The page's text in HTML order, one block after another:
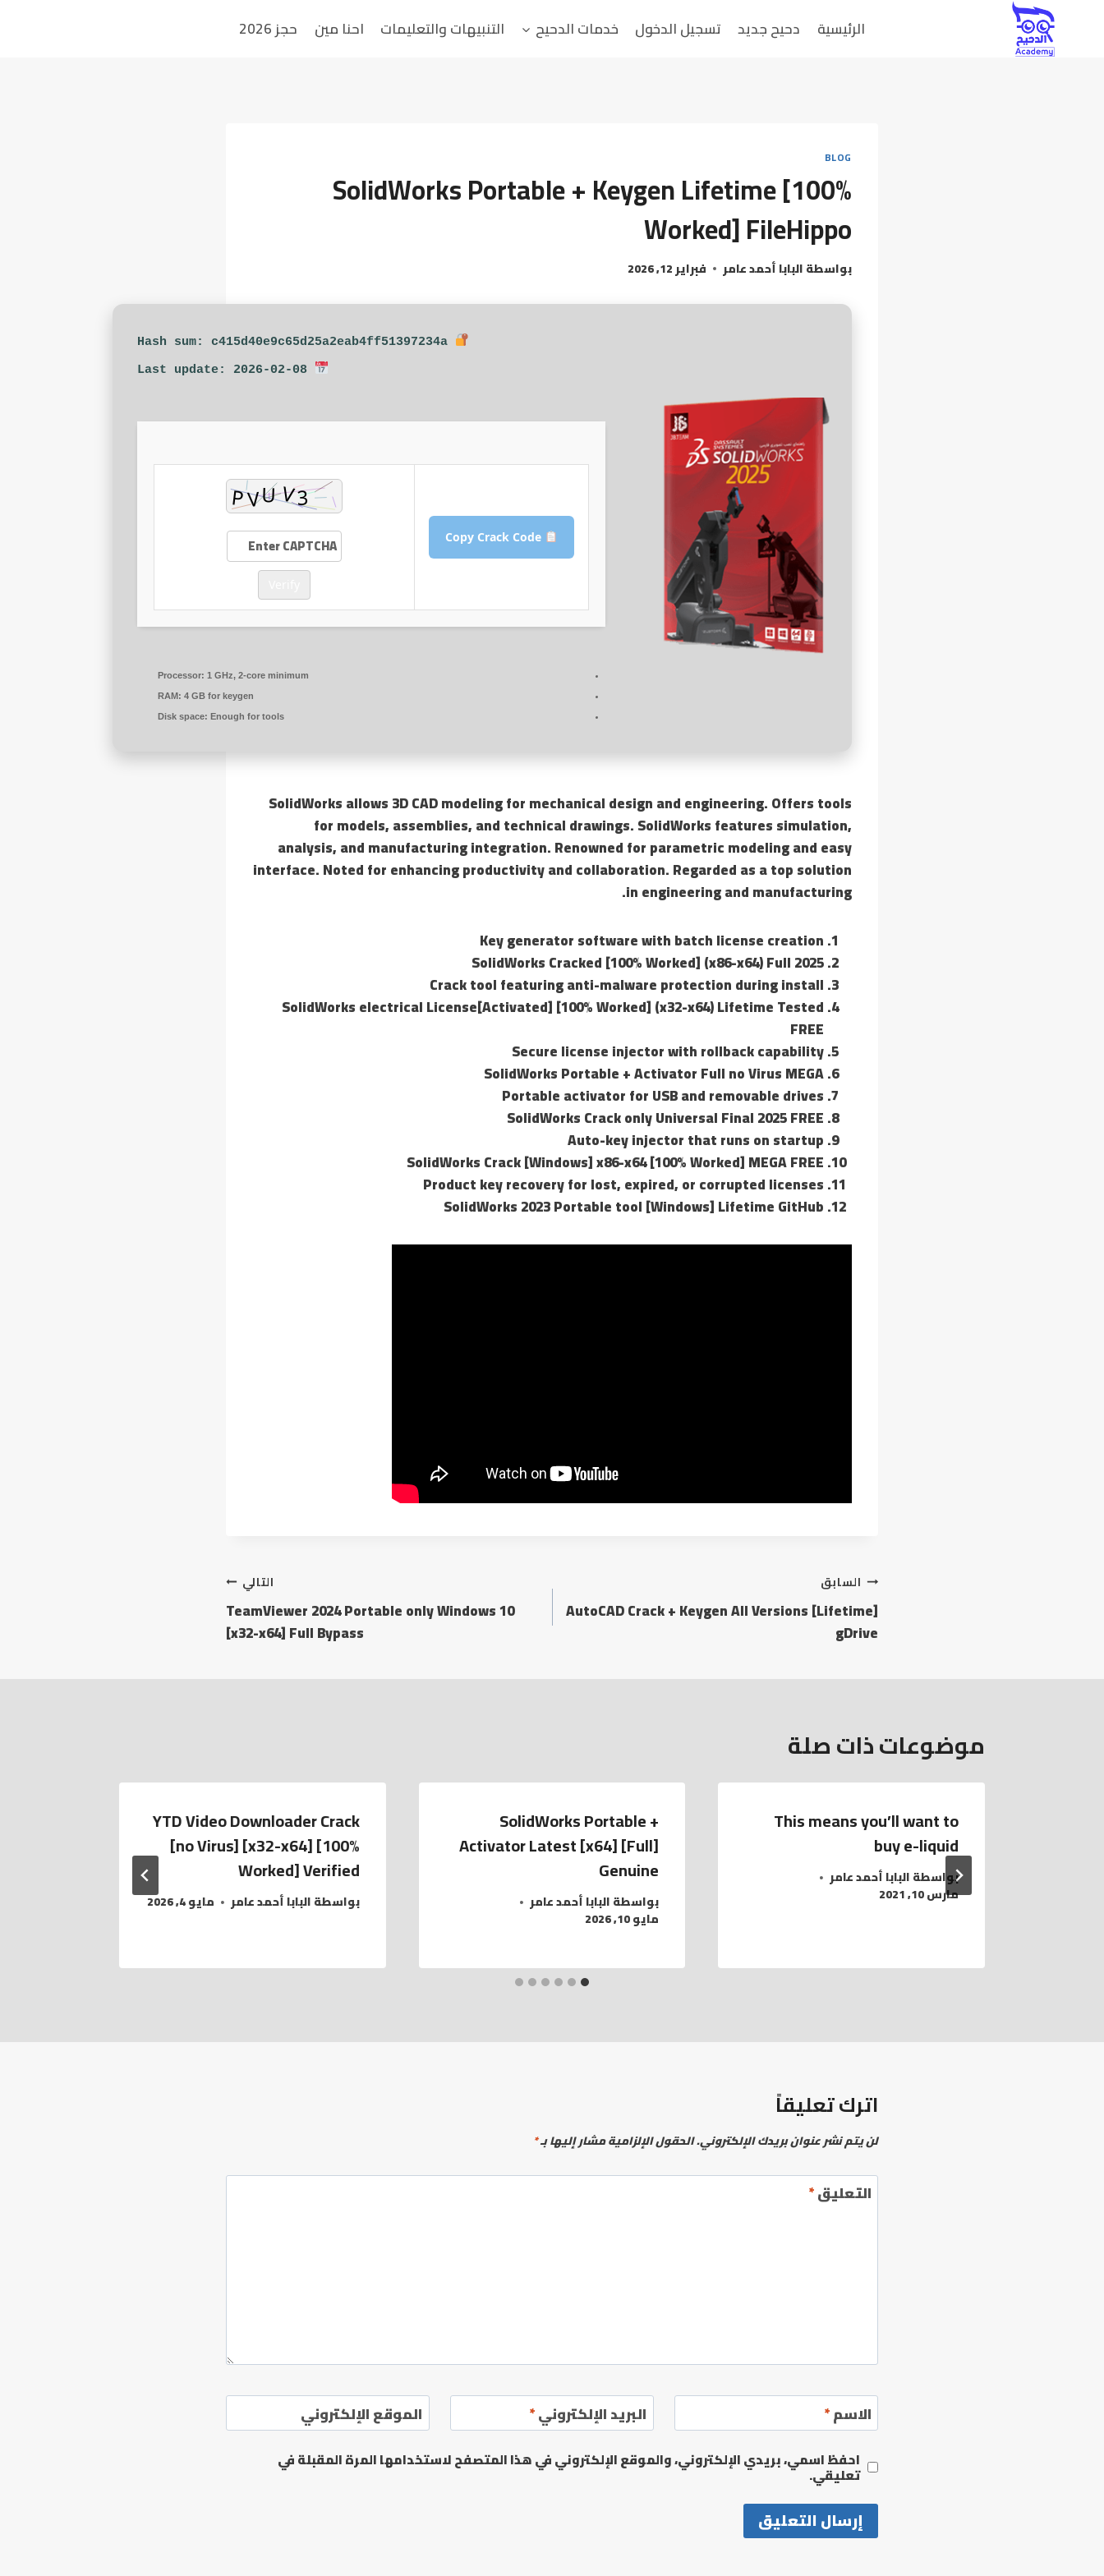
الرئيسية دحيح جديد تسجيل الدخول خدمات الدحيح التنبيهات والتعليمات احنا مين حجز 2026
BLOG
SolidWorks Portable + Keygen Lifetime [100%
Worked] FileHippo
بواسطةالبابا أحمد عامر فبراير 12, 2026
Processor: 1 GHz, 2-core minimum
RAM: 4 GB for keygen
Disk space: Enough for tools
SolidWorks allows 3D CAD modeling for mechanical design and engineering. Offers tools
for models, assemblies, and technical drawings. SolidWorks features simulation,
analysis, and manufacturing integration. Renowned for parametric modeling and easy
interface. Noted for enhancing productivity and collaboration. Regarded as a top solution
in engineering and manufacturing.
Key generator software with batch license creation
SolidWorks Cracked [100% Worked] (x86-x64) Full 2025
Crack tool featuring anti-malware protection during install
SolidWorks electrical License[Activated] [100% Worked] (x32-x64) Lifetime Tested
FREE
Secure license injector with rollback capability
SolidWorks Portable + Activator Full no Virus MEGA
Portable activator for USB and removable drives
SolidWorks Crack only Universal Final 2025 FREE
Auto-key injector that runs on startup
SolidWorks Crack [Windows] x86-x64 [100% Worked] MEGA FREE
Product key recovery for lost, expired, or corrupted licenses
SolidWorks 2023 Portable tool [Windows] Lifetime GitHub
السابق
AutoCAD Crack + Keygen All Versions [Lifetime]
gDrive
التالي
TeamViewer 2024 Portable only Windows 10
[x32-x64] Full Bypass
موضوعات ذات صلة
This means you’ll want to
buy e-liquid
بواسطةالبابا أحمد عامر
مارس 10, 2021
SolidWorks Portable +
Activator Latest [x64] [Full]
Genuine
بواسطةالبابا أحمد عامر
مايو 10, 2026
YTD Video Downloader Crack
[no Virus] [x32-x64] [100%
Worked] Verified
بواسطةالبابا أحمد عامر مايو 4, 2026
اترك تعليقاً
لن يتم نشر عنوان بريدك الإلكتروني.الحقول الإلزامية مشار إليها بـ*
التعليق*
الاسم* البريد الإلكتروني* الموقع الإلكتروني
احفظ اسمي، بريدي الإلكتروني، والموقع الإلكتروني في هذا المتصفح لاستخدامها المرة المقبلة في
تعليقي.